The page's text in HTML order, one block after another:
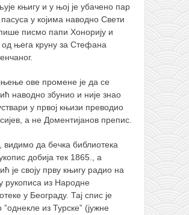
књигу и у њој је убачено пар
у којима наводно Свети
писмо папи Хонорију и
њега круну за Стефана
ове промене је да се
наводно збунио и није знао
у првој књизи преводио
а не Доментијанов препис.
видимо да бечка библиотека
добија тек 1865., а
је своју прву књигу радио на
рукописа из Народне
у Београду. Тај спис је
из Турске” (јужне